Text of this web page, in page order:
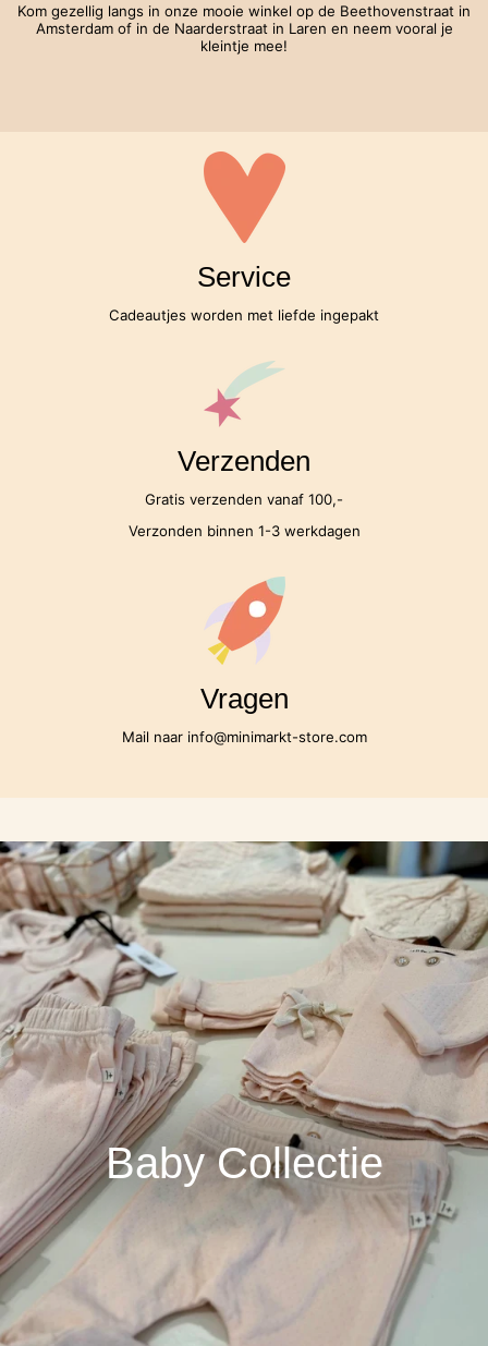
Kom gezellig langs in onze mooie winkel op de Beethovenstraat in
Amsterdam of in de Naarderstraat in Laren en neem vooral je
kleintje mee!
Service
Cadeautjes worden met liefde ingepakt
Verzenden
Gratis verzenden vanaf 100,-
Verzonden binnen 1-3 werkdagen
Vragen
Mail naar info@minimarkt-store.com
Baby Collectie